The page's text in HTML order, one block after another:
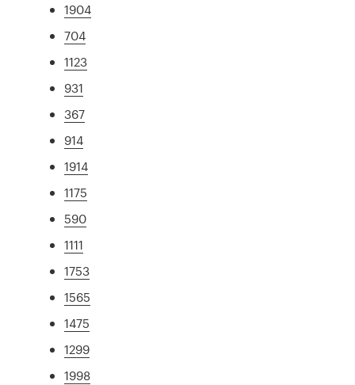
1904
704
1123
931
367
914
1914
1175
590
1111
1753
1565
1475
1299
1998